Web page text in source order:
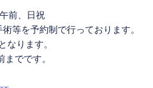
前、日祝
等を予約制で行っております。
ります。
でです。